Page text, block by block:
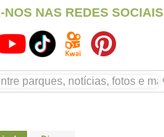
NOS NAS REDES SOCIAIS